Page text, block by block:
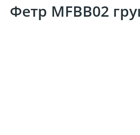
Фетр MFBB02